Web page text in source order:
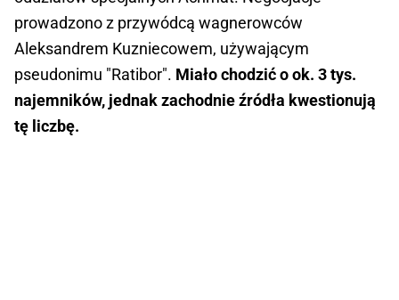
prowadzono z przywódcą wagnerowców
Aleksandrem Kuzniecowem, używającym
pseudonimu "Ratibor". Miało chodzić o ok. 3 tys.
najemników, jednak zachodnie źródła kwestionują
tę liczbę.